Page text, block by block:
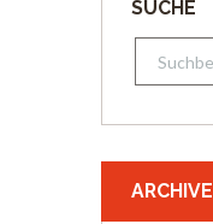
SUCHE
ARCHIVE